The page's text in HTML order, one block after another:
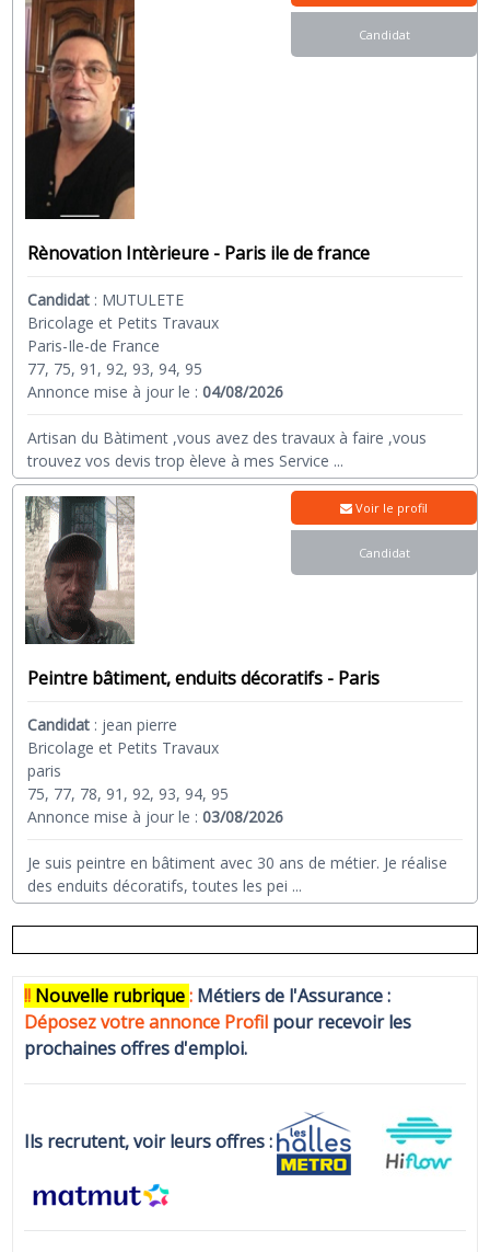
Rènovation Intèrieure - Paris ile de france
Candidat : MUTULETE
Bricolage et Petits Travaux
Paris-Ile-de France
77, 75, 91, 92, 93, 94, 95
Annonce mise à jour le :04/08/2026
Artisan du Bàtiment ,vous avez des travaux à faire ,vous
trouvez vos devis trop èleve à mes Service ...
Candidat
Peintre bâtiment, enduits décoratifs - Paris
Candidat : jean pierre
Bricolage et Petits Travaux
paris
75, 77, 78, 91, 92, 93, 94, 95
Annonce mise à jour le :03/08/2026
Je suis peintre en bâtiment avec 30 ans de métier. Je réalise
des enduits décoratifs, toutes les pei ...
Voir le profil
Candidat
!! Nouvelle rubrique: Métiers de l'Assurance :
Déposez votre annonce Profil pour recevoir les
prochaines offres d'emploi.
Ils recrutent, voir leurs offres :